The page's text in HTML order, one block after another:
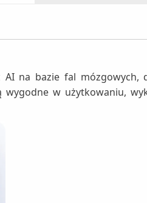
na bazie fal mózgowych,
w użytkowaniu,